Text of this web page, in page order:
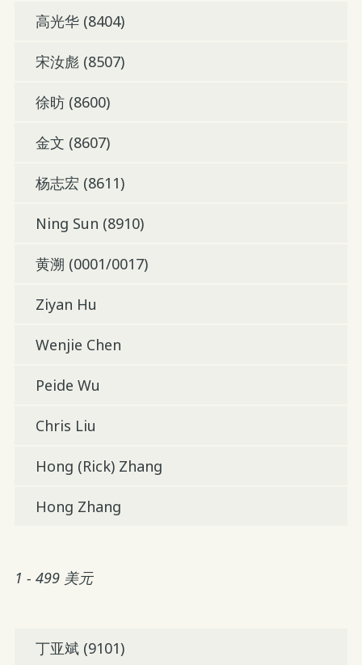
高光华 (8404)
宋汝彪 (8507)
徐昉 (8600)
金文 (8607)
杨志宏 (8611)
Ning Sun (8910)
黄溯 (0001/0017)
Ziyan Hu
Wenjie Chen
Peide Wu
Chris Liu
Hong (Rick) Zhang
Hong Zhang
1 - 499 美元
丁亚斌 (9101)